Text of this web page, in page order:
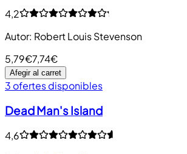
4,2
Autor: Robert Louis Stevenson
5,79€7,74€
Afegir al carret
3 ofertes disponibles
Dead Man's Island
4,6